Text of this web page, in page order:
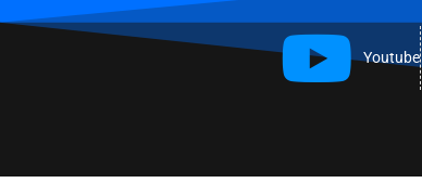
Youtube